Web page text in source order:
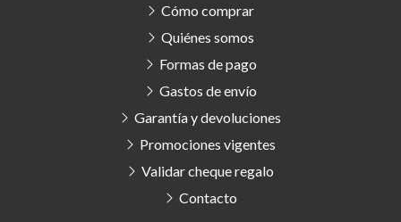
Cómo comprar
Quiénes somos
Formas de pago
Gastos de envío
Garantía y devoluciones
Promociones vigentes
Validar cheque regalo
Contacto